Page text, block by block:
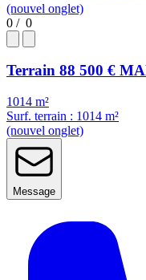
(nouvel onglet)
0 / 0
Terrain 88 500 €
1014 m²
Surf. terrain : 1014 m²
(nouvel onglet)
Message